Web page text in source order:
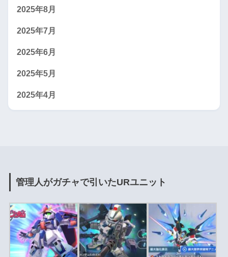
2025年8月
2025年7月
2025年6月
2025年5月
2025年4月
管理人がガチャで引いたURユニット